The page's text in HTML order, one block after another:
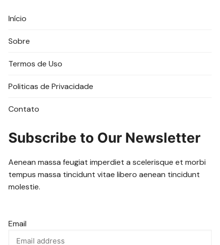
Início
Sobre
Termos de Uso
Politicas de Privacidade
Contato
Subscribe to Our Newsletter
Aenean massa feugiat imperdiet a scelerisque et morbi
tempus massa tincidunt vitae libero aenean tincidunt
molestie.
Email